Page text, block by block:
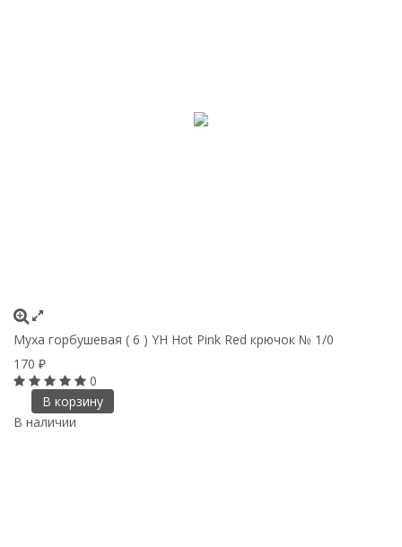
Муха горбушевая ( 6 ) YH Hot Pink Red крючок № 1/0
170 ₽
0
В корзину
В наличии